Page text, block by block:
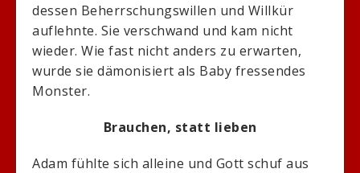
dessen Beherrschungswillen und Willkür
auflehnte. Sie verschwand und kam nicht
wieder. Wie fast nicht anders zu erwarten,
wurde sie dämonisiert als Baby fressendes
Monster.
Brauchen, statt lieben
Adam fühlte sich alleine und Gott schuf aus